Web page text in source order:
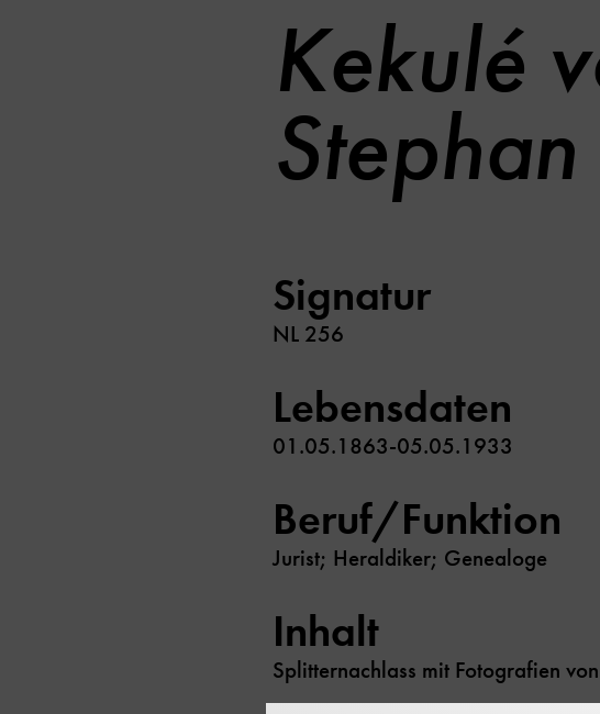
Kekulé
Stephan
Signatur
NL 256
Lebensdaten
01.05.1863-05.05.1933
Beruf/Funktion
Jurist; Heraldiker; Genealoge
Inhalt
Splitternachlass mit Fotografien